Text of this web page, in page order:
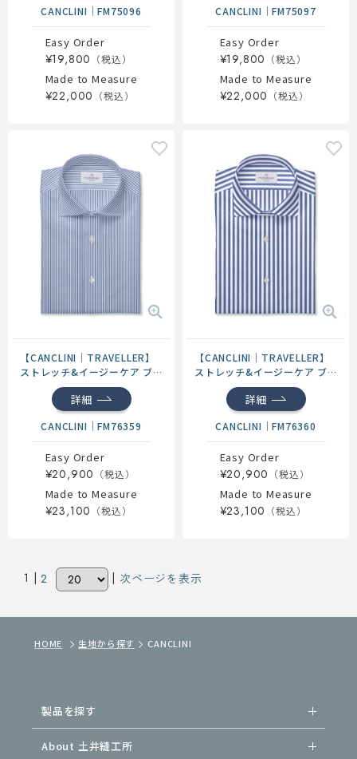
CANCLINI ｜FM75096
Easy Order
¥19,800
Made to Measure
¥22,000
CANCLINI ｜FM75097
Easy Order
¥19,800
Made to Measure
¥22,000
【CANCLINI｜TRAVELLER】
ストレッチ&イージーケア ブ
ルー ブロード スト...
詳細
CANCLINI ｜FM76359
Easy Order
¥20,900
Made to Measure
¥23,100
【CANCLINI｜TRAVELLER】
ストレッチ&イージーケア ブ
ルー ブロード スト...
詳細
CANCLINI ｜FM76360
Easy Order
¥20,900
Made to Measure
¥23,100
1 |2 次ページを表示
HOME 生地から探す CANCLINI
製品を探す
About 土井縫工所